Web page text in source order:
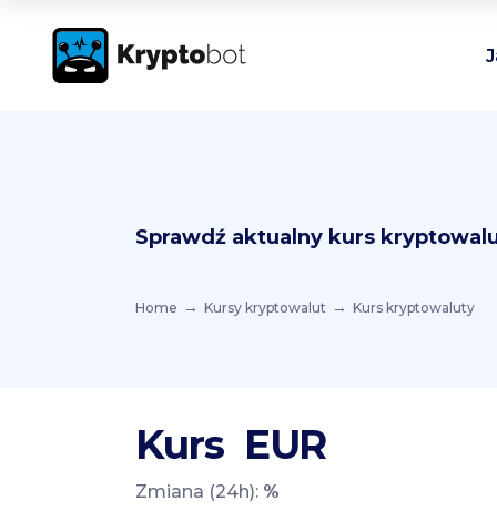
Sprawdź aktualny kurs
Home Kursy kryptowalut Kurs kryptowaluty
Kurs EUR
Zmiana (24h): %